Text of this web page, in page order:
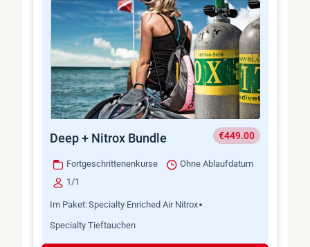
Deep + Nitrox Bundle €449.00
Fortgeschrittenenkurse
Ohne Ablaufdatum
1/1
Im Paket:Specialty Enriched Air Nitrox
Specialty Tieftauchen